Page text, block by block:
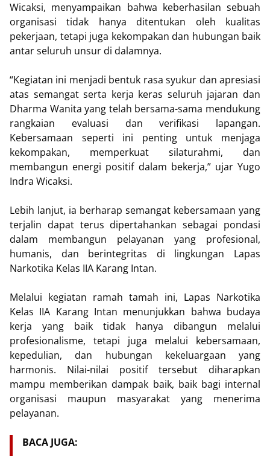
Wicaksi, menyampaikan bahwa keberhasilan sebuah
organisasi tidak hanya ditentukan oleh kualitas
pekerjaan, tetapi juga kekompakan dan hubungan baik
antar seluruh unsur di dalamnya.
“Kegiatan ini menjadi bentuk rasa syukur dan apresiasi
atas semangat serta kerja keras seluruh jajaran dan
Dharma Wanita yang telah bersama-sama mendukung
rangkaian evaluasi dan verifikasi lapangan.
Kebersamaan seperti ini penting untuk menjaga
kekompakan, memperkuat silaturahmi, dan
membangun energi positif dalam bekerja,” ujar Yugo
Indra Wicaksi.
Lebih lanjut, ia berharap semangat kebersamaan yang
terjalin dapat terus dipertahankan sebagai pondasi
dalam membangun pelayanan yang profesional,
humanis, dan berintegritas di lingkungan Lapas
Narkotika Kelas IIA Karang Intan.
Melalui kegiatan ramah tamah ini, Lapas Narkotika
Kelas IIA Karang Intan menunjukkan bahwa budaya
kerja yang baik tidak hanya dibangun melalui
profesionalisme, tetapi juga melalui kebersamaan,
kepedulian, dan hubungan kekeluargaan yang
harmonis. Nilai-nilai positif tersebut diharapkan
mampu memberikan dampak baik, baik bagi internal
organisasi maupun masyarakat yang menerima
pelayanan.
BACA JUGA: